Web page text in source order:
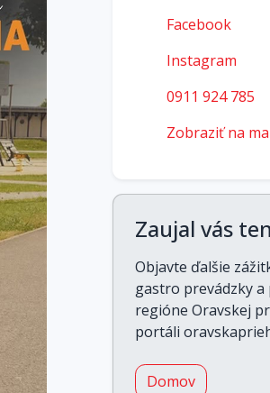
Facebook
Instagram
0911 924 785
Zobraziť na
Zaujal vás
Objavte ďalšie
gastro prevádzky a
regióne Oravskej
portáli
Domov